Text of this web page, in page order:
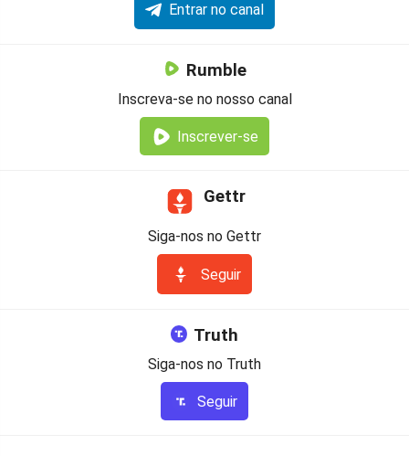
Entrar no canal
Rumble
Inscreva-se no nosso canal
Inscrever-se
Gettr
Siga-nos no Gettr
Seguir
Truth
Siga-nos no Truth
Seguir